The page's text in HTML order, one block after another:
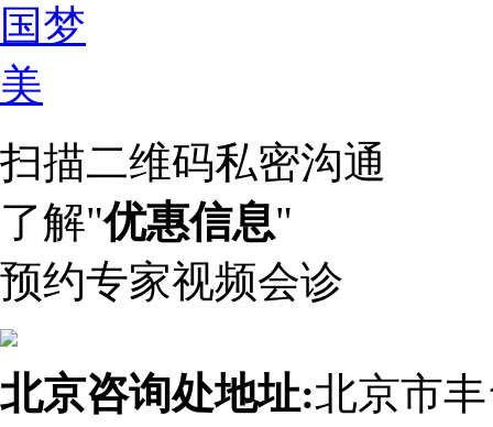
扫描二维码私密沟通
了解"优惠信息"
预约专家视频会诊
北京咨询处地址:北京市